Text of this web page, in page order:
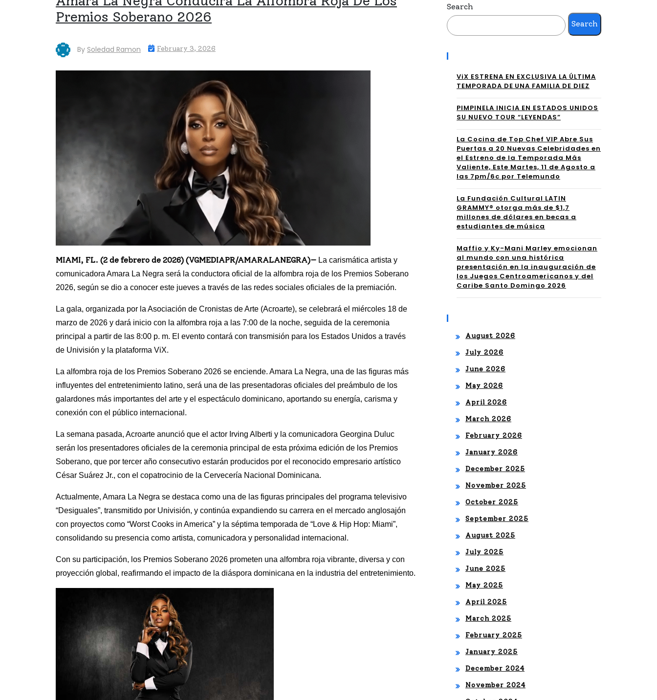
Premios Soberano 2026
By Soledad Ramon February 3, 2026
MIAMI, FL. (2 de febrero de 2026) (VGMEDIAPR/AMARALANEGRA)— La carismática artista y
comunicadora Amara La Negra será la conductora oficial de la alfombra roja de los Premios Soberano
2026, según se dio a conocer este jueves a través de las redes sociales oficiales de la premiación.
La gala, organizada por la Asociación de Cronistas de Arte (Acroarte), se celebrará el miércoles 18 de
marzo de 2026 y dará inicio con la alfombra roja a las 7:00 de la noche, seguida de la ceremonia
principal a partir de las 8:00 p. m. El evento contará con transmisión para los Estados Unidos a través
de Univisión y la plataforma ViX.
La alfombra roja de los Premios Soberano 2026 se enciende. Amara La Negra, una de las figuras más
influyentes del entretenimiento latino, será una de las presentadoras oficiales del preámbulo de los
galardones más importantes del arte y el espectáculo dominicano, aportando su energía, carisma y
conexión con el público internacional.
La semana pasada, Acroarte anunció que el actor Irving Alberti y la comunicadora Georgina Duluc
serán los presentadores oficiales de la ceremonia principal de esta próxima edición de los Premios
Soberano, que por tercer año consecutivo estarán producidos por el reconocido empresario artístico
César Suárez Jr., con el copatrocinio de la Cervecería Nacional Dominicana.
Actualmente, Amara La Negra se destaca como una de las figuras principales del programa televisivo
“Desiguales”, transmitido por Univisión, y continúa expandiendo su carrera en el mercado anglosajón
con proyectos como “Worst Cooks in America” y la séptima temporada de “Love & Hip Hop: Miami”,
consolidando su presencia como artista, comunicadora y personalidad internacional.
Con su participación, los Premios Soberano 2026 prometen una alfombra roja vibrante, diversa y con
proyección global, reafirmando el impacto de la diáspora dominicana en la industria del entretenimiento.
Search
Search
ViX ESTRENA EN EXCLUSIVA LA ÚLTIMA
TEMPORADA DE UNA FAMILIA DE DIEZ
PIMPINELA INICIA EN ESTADOS UNIDOS
SU NUEVO TOUR “LEYENDAS”
La Cocina de Top Chef VIP Abre Sus
Puertas a 20 Nuevas Celebridades en
el Estreno de la Temporada Más
Valiente, Este Martes, 11 de Agosto a
las 7pm/6c por Telemundo
La Fundación Cultural LATIN
GRAMMY® otorga más de $1,7
millones de dólares en becas a
estudiantes de música
Maffio y Ky-Mani Marley emocionan
al mundo con una histórica
presentación en la inauguración de
los Juegos Centroamericanos y del
Caribe Santo Domingo 2026
August 2026
July 2026
June 2026
May 2026
April 2026
March 2026
February 2026
January 2026
December 2025
November 2025
October 2025
September 2025
August 2025
July 2025
June 2025
May 2025
April 2025
March 2025
February 2025
January 2025
December 2024
November 2024